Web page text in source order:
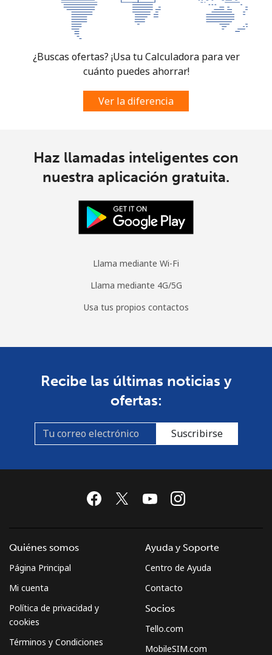
¿Buscas ofertas? ¡Usa tu Calculadora para ver
cuánto puedes ahorrar!
Ver la diferencia
Haz llamadas inteligentes con
nuestra aplicación gratuita.
Llama mediante Wi-Fi
Llama mediante 4G/5G
Usa tus propios contactos
Recibe las últimas noticias y
ofertas:
Suscribirse
Quiénes somos
Página Principal
Mi cuenta
Política de privacidad y
cookies
Términos y Condiciones
Ayuda y Soporte
Centro de Ayuda
Contacto
Socios
Tello.com
MobileSIM.com